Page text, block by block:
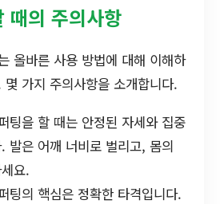
때의 주의사항
올바른 사용 방법에 대해 이해하
가지 주의사항을 소개합니다.
팅을 할 때는 안정된 자세와 집중
발은 어깨 너비로 벌리고, 몸의
요.
팅의 핵심은 정확한 타격입니다.